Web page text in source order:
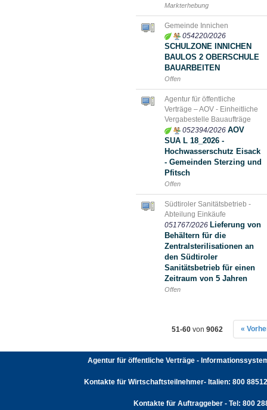
Markterhebung
Gemeinde Innichen
054220/2026
SCHULZONE INNICHEN
BAULOS 2 OBERSCHULE
BAUARBEITEN
Offen
Agentur für öffentliche
Verträge – AOV - Einheitliche
Vergabestelle Bauaufträge
052394/2026 AOV
SUA L 18_2026 -
Hochwasserschutz Eisack
- Gemeinden Sterzing und
Pfitsch
Offen
Südtiroler Sanitätsbetrieb -
Abteilung Einkäufe
051767/2026 Lieferung von
Behältern für die
Zentralsterilisationen an
den Südtiroler
Sanitätsbetrieb für einen
Zeitraum von 5 Jahren
Offen
51-60 von 9062 «
Agentur für öffentliche Verträge -
Kontakte für Wirtschaftsteilnehmer- Italien: 800
Kontakte für Auftraggeber - Tel: 800